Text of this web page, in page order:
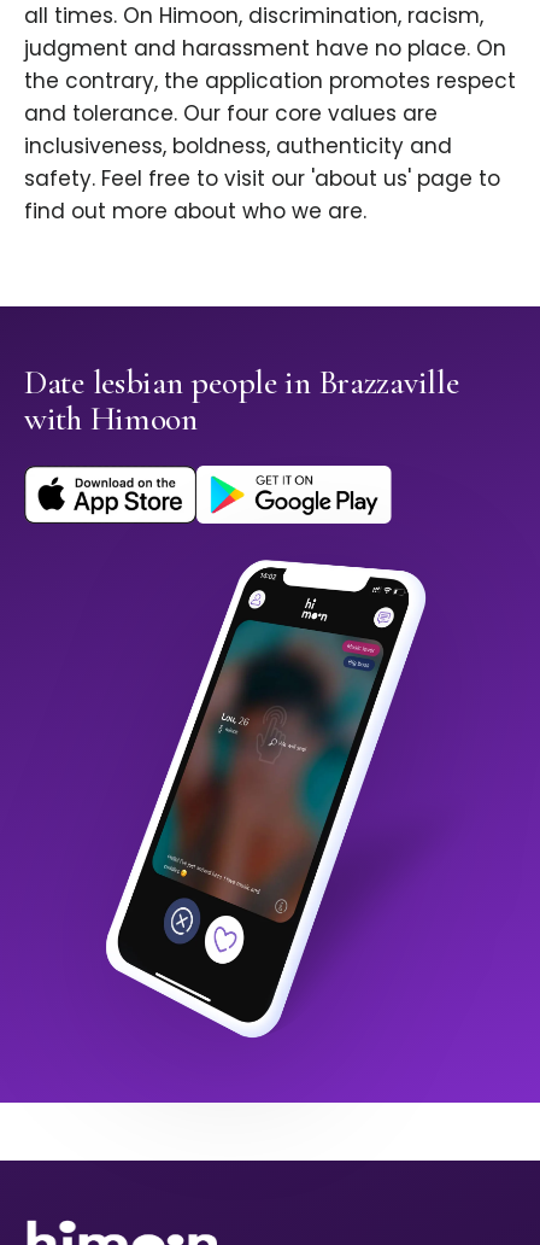
all times. On Himoon, discrimination, racism,
judgment and harassment have no place. On
the contrary, the application promotes respect
and tolerance. Our four core values are
inclusiveness, boldness, authenticity and
safety. Feel free to visit our 'about us' page to
find out more about who we are.
Date lesbian people in Brazzaville
with Himoon